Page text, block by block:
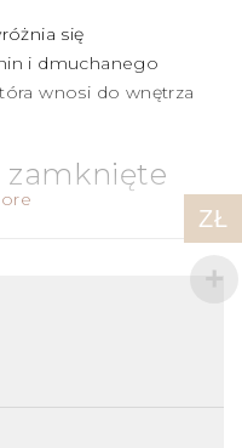
się
i dmuchanego
wnosi do wnętrza
zamknięte
ZŁ